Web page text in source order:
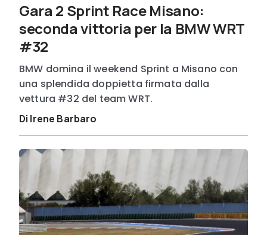
Gara 2 Sprint Race Misano:
seconda vittoria per la BMW WRT
#32
BMW domina il weekend Sprint a Misano con
una splendida doppietta firmata dalla
vettura #32 del team WRT.
Di Irene Barbaro